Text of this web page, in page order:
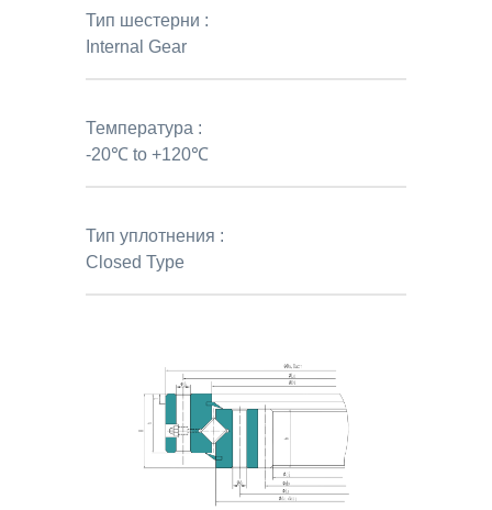
Тип шестерни :
Internal Gear
Температура :
-20℃ to +120℃
Тип уплотнения :
Closed Type